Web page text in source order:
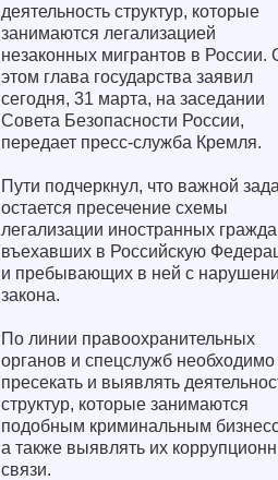
деятельность структур, которые
занимаются легализацией
незаконных мигрантов в России.
этом глава государства заявил
сегодня, 31 марта, на заседании
Совета Безопасности России,
передает пресс-служба Кремля.
Пути подчеркнул, что важной
остается пресечение схемы
легализации иностранных
въехавших в Российскую
и пребывающих в ней с
закона.
По линии правоохранительных
органов и спецслужб необходимо
пресекать и выявлять
структур, которые занимаются
подобным криминальным
а также выявлять их
связи.